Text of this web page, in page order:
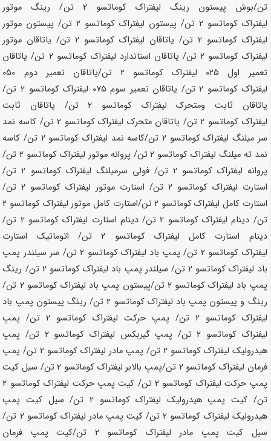
تن/بوش پیستون رینگ لیفتراک کوماتسو 2 تن
/ رینگ موتور
لیفتراک کوماتسو 2 تن / پیستون لیفتراک کوماتسو
/ پیستون موتور
لیفتراک کوماتسو 2 تن / یاتاقان لیفتراک کوماتسو
/ یاتاقان موتور
لیفتراک کوماتسو 2 تن / یاتاقان استاندارد لیفتراک کوماتسو 2 تن
/ یاتاقان
تعمیر اول 025 لیفتراک کوماتسو
2 تن
/یاتاقان تعمیر دوم 050
لیفتراک کوماتسو
/ یاتاقان تعمیر سوم 075 لیفتراک کوماتسو
/
یاتاقان ثابت ومتحرک لیفتراک کوماتسو
/ یاتاقان ثابت
لیفتراک کوماتسو
/ یاتاقان متحرک لیفتراک کوماتسو
/ کاسه نمد
سر میلنگ لیفتراک کوماتسو
/کاسه نمد لیفتراک کوماتسو 2 تن
/ کاسه
نمد ته میلنگ لیفتراک کوماتسو
/ پروانه موتور لیفتراک کوماتسو
/
پروانه لیفتراک کوماتسو 2 تن / فولی سرمیلنگ لیفتراک کوماتسو
/
استارت لیفتراک کوماتسو 2 تن / استارت موتور لیفتراک کوماتسو
/
استارت کامل لیفتراک کوماتسو
/استارت کامل موتور لیفتراک کوماتسو 2
تن/ دینام لیفتراک کوماتسو / دینام استارت لیفتراک کوماتسو 2 تن
/
دینام استارت کامل لیفتراک کوماتسو
/ اتوماتیک استارت
لیفتراک کوماتسو 2 تن / پمپ باد لیفتراک کوماتسو
/ سر سیلندر پمپ
باد لیفتراک کوماتسو
/ سیلندر پمپ باد لیفتراک کوماتسو 2 تن
/ رینگ
پمپ باد لیفتراک کوماتسو 2 تن /پیستون پمپ باد لیفتراک کوماتسو 2 تن
/
رینگ و پیستون پمپ باد لیفتراک کوماتسو
/ رینگ پیستون پمپ باد
لیفتراک کوماتسو 2 تن / پمپ حرکت لیفتراک کوماتسو
/ پمپ
لیفتراک کوماتسو
/ پمپ گیربکس لیفتراک کوماتسو 2 تن
/ پمپ
هیدرولیک لیفتراک کوماتسو 2 تن / پمپ مادر لیفتراک کوماتسو
/ پمپ
فرمان لیفتراک کوماتسو 2 تن /پمپ بالابر لیفتراک کوماتسو
/ سیل کیت
پمپ حرکت لیفتراک کوماتسو
/ کیت پمپ حرکت لیفتراک کوماتسو 2
تن/ کیت پمپ هیدرولیک لیفتراک کوماتسو 2 تن
/ سیل کیت پمپ
هیدرولیک لیفتراک کوماتسو
/ کیت پمپ مادر لیفتراک کوماتسو 2 تن
/
سیل کیت پمپ مادر لیفتراک کوماتسو 2 تن
/کیت پمپ فرمان